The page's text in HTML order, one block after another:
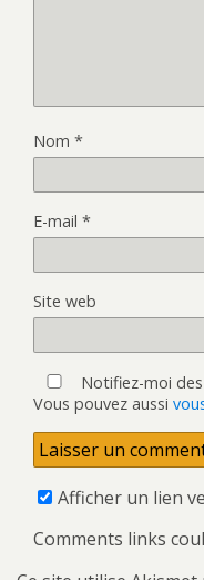
Nom *
E-mail *
Site web
Notifiez-moi
Vous pouvez aussi
Afficher un lien
Comments links